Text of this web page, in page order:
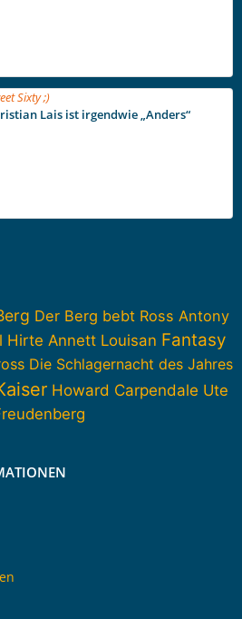
Sixty ;)
Lais ist irgendwie „Anders“
Der Berg bebt Ross Antony
Hirte Annett Louisan Fantasy
Die Schlagernacht des Jahres
Howard Carpendale Ute